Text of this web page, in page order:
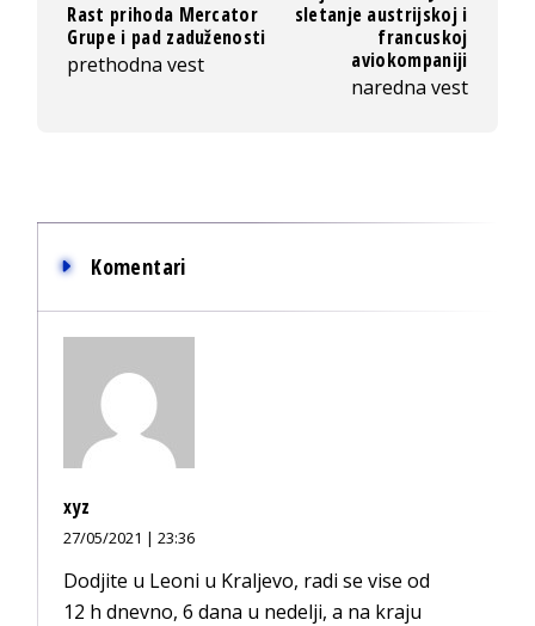
Rast prihoda Mercator
Grupe i pad zaduženosti
prethodna vest
sletanje austrijskoj i
francuskoj
aviokompaniji
naredna vest
Komentari
xyz
27/05/2021 | 23:36
Dodjite u Leoni u Kraljevo, radi se vise od
12 h dnevno, 6 dana u nedelji, a na kraju